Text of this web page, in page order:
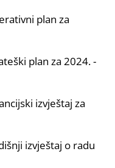
plan za
plan za 2024. -
izvještaj za
izvještaj o radu